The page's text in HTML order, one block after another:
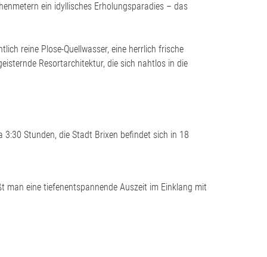
ein idyllisches Erholungsparadies – das
reine Plose-Quellwasser, eine herrlich frische
Resortarchitektur, die sich nahtlos in die
Stunden, die Stadt Brixen befindet sich in 18
man eine tiefenentspannende Auszeit im Einklang mit